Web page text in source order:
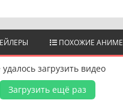
ПОХОЖИЕ АНИМЕ
удалось загрузить видео
Загрузить ещё раз